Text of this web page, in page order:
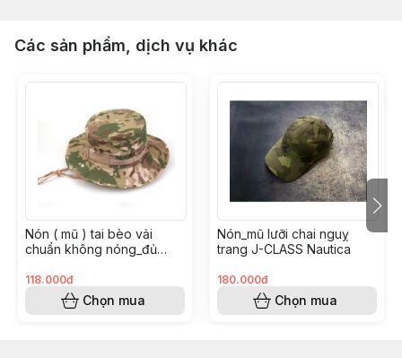
Các sản phẩm, dịch vụ khác
Nón ( mũ ) tai bèo vải
chuẩn không nóng_đủ
118.000đ
Chọn mua
Nón_mũ lưỡi chai nguỵ
trang J-CLASS Nautica
180.000đ
Chọn mua